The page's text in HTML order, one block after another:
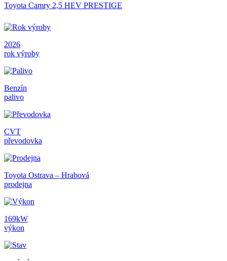
Toyota Camry 2,5 HEV PRESTIGE
2026
rok výroby
Benzín
palivo
CVT
převodovka
Toyota Ostrava – Hrabová
prodejna
169kW
výkon